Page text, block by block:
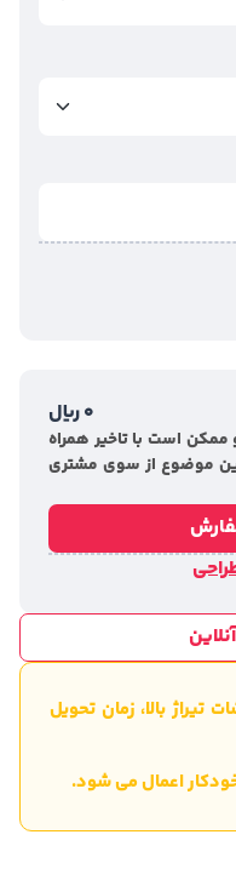
0ریال
ممکن است با تاخیر همراه
موضوع از سوی مشتری
تیراژ بالا، زمان تحویل
اعمال می شود.